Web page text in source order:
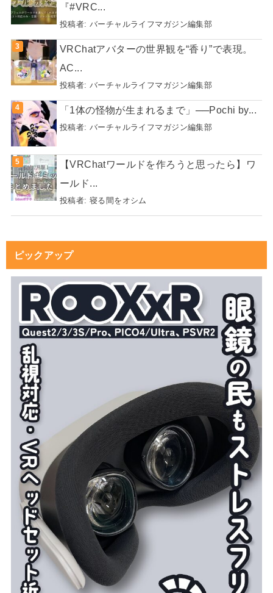
『#VRC...
投稿者: バーチャルライフマガジン編集部
VRChatアバターの世界観を“香り”で表現。
AC...
投稿者: バーチャルライフマガジン編集部
「1体の怪物が生まれるまで」──Pochi by...
投稿者: バーチャルライフマガジン編集部
【VRChatワールドを作ろうと思ったら】ワ
ールド...
投稿者: 寝る間をオシム
ピックアップ